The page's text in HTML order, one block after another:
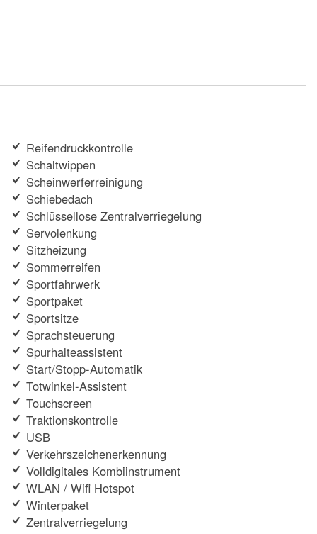
Reifendruckkontrolle
Schaltwippen
Scheinwerferreinigung
Schiebedach
Schlüssellose Zentralverriegelung
Servolenkung
Sitzheizung
Sommerreifen
Sportfahrwerk
Sportpaket
Sportsitze
Sprachsteuerung
Spurhalteassistent
Start/Stopp-Automatik
Totwinkel-Assistent
Touchscreen
Traktionskontrolle
USB
Verkehrszeichenerkennung
Volldigitales Kombiinstrument
WLAN / Wifi Hotspot
Winterpaket
Zentralverriegelung